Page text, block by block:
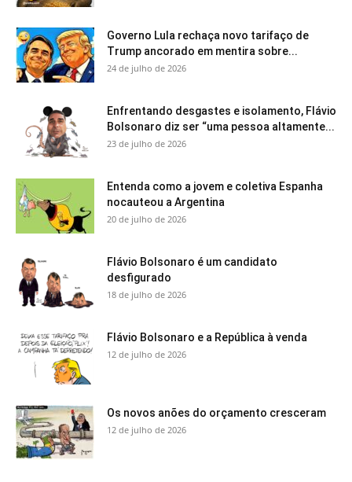
Governo Lula rechaça novo tarifaço de
Trump ancorado em mentira sobre...
24 de julho de 2026
Enfrentando desgastes e isolamento, Flávio
Bolsonaro diz ser “uma pessoa altamente...
23 de julho de 2026
Entenda como a jovem e coletiva Espanha
nocauteou a Argentina
20 de julho de 2026
Flávio Bolsonaro é um candidato
desfigurado
18 de julho de 2026
Flávio Bolsonaro e a República à venda
12 de julho de 2026
Os novos anões do orçamento cresceram
12 de julho de 2026